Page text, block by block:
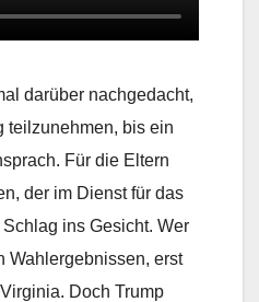
darüber nachgedacht,
teilzunehmen, bis ein
Für die Eltern
der im Dienst für das
ins Gesicht. Wer
Wahlergebnissen, erst
Doch Trump